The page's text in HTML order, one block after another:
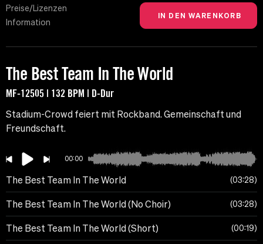
Preise/Lizenzen
Information
The Best Team In The World
MF-12505 | 132 BPM | D-Dur
Stadium-Crowd feiert mit Rockband. Gemeinschaft und
Freundschaft.
00:00
The Best Team In The World 03:28
The Best Team In The World (No Choir) 03:28
The Best Team In The World (Short) 00:19